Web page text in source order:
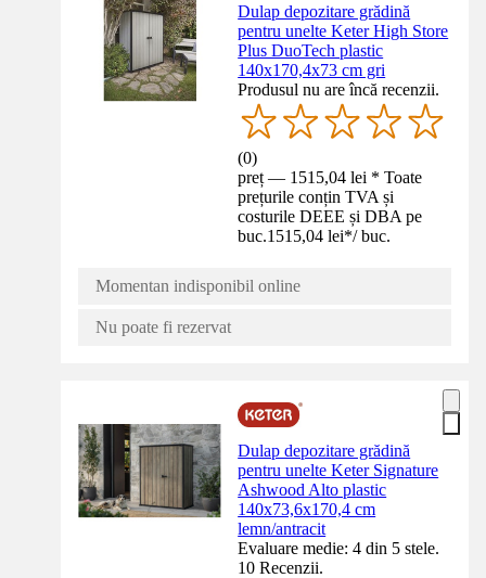
Dulap depozitare grădină
pentru unelte Keter High Store
Plus DuoTech plastic
140x170,4x73 cm gri
Produsul nu are încă recenzii.
(0)
preț — 1515,04 lei * Toate
prețurile conțin TVA și
costurile DEEE și DBA pe
buc.1515,04 lei*/ buc.
Momentan indisponibil online
Nu poate fi rezervat
Dulap depozitare grădină
pentru unelte Keter Signature
Ashwood Alto plastic
140x73,6x170,4 cm
lemn/antracit
Evaluare medie: 4 din 5 stele.
10 Recenzii.